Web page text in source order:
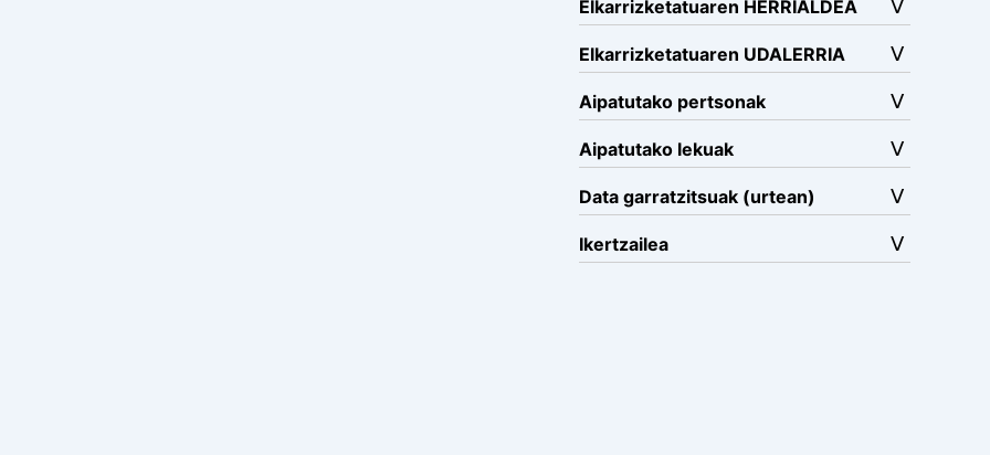
Elkarrizketatuaren HERRIALDEA
Elkarrizketatuaren UDALERRIA
Aipatutako pertsonak
Aipatutako lekuak
Data garratzitsuak (urtean)
Ikertzailea